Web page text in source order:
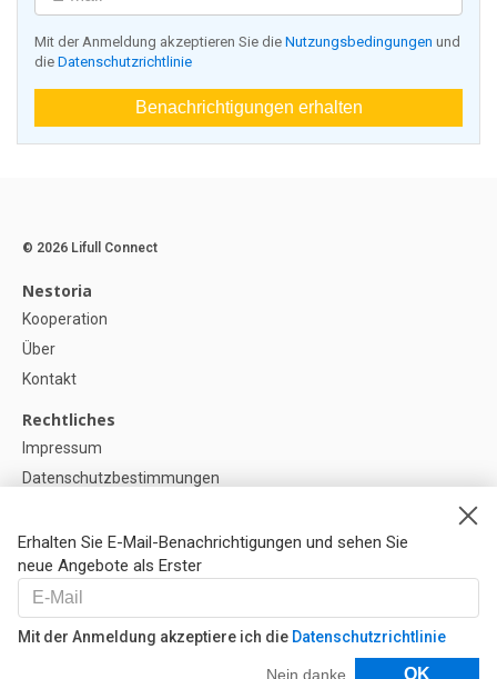
Mit der Anmeldung akzeptieren Sie die Nutzungsbedingungen und
die Datenschutzrichtlinie
Benachrichtigungen erhalten
Erhalten Sie E-Mail-Benachrichtigungen und sehen Sie
neue Angebote als Erster
Mit der Anmeldung akzeptiere ich die Datenschutzrichtlinie
Nein danke OK
Filter
© 2026 Lifull Connect
Nestoria
Kooperation
Über
Kontakt
Rechtliches
Impressum
Datenschutzbestimmungen
Cookie-Einstellunge
Hilfe
FAQ
Unsere Partner